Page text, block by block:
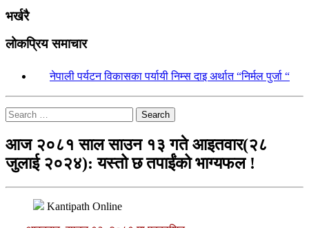
भर्खरै
लोकप्रिय समाचार
नेपाली पर्यटन विकासका पर्यायी निम्स दाइ अर्थात “निर्मल पुर्जा “
Search
आज २०८१ साल साउन १३ गते आइतवार(२८
जुलाई २०२४): यस्तो छ तपाईंको भाग्यफल !
Kantipath Online